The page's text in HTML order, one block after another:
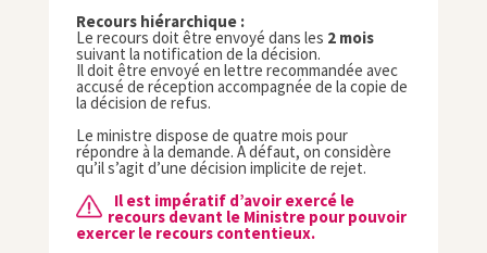
Recours hiérarchique :
Le recours doit être envoyé dans les 2 mois
suivant la notification de la décision.
Il doit être envoyé en lettre recommandée avec
accusé de réception accompagnée de la copie de
la décision de refus.
Le ministre dispose de quatre mois pour
répondre à la demande. A défaut, on considère
qu’il s’agit d’une décision implicite de rejet.
Il est impératif d’avoir exercé le
recours devant le Ministre pour pouvoir
exercer le recours contentieux.